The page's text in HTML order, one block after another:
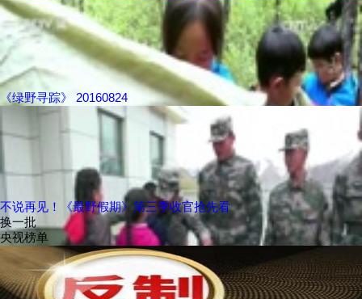
《绿野寻踪》 20160824
不说再见！《最野假期》第三季收官抢先看
换一批
央视榜单